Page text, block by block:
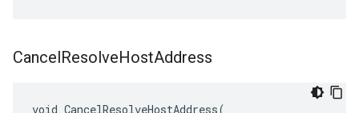
CancelResolveHostAddress
void CancelResolveHostAddress(